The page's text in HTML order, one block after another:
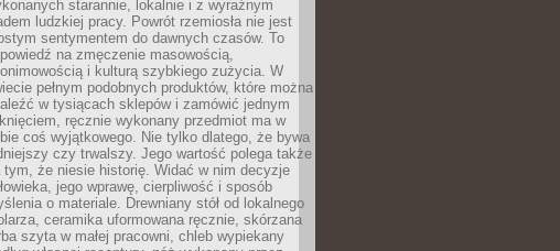
starannie, lokalnie i z wyraźnym
ludzkiej pracy. Powrót rzemiosła nie jest
sentymentem do dawnych czasów. To
na zmęczenie masowością,
i kulturą szybkiego zużycia. W
pełnym podobnych produktów, które można
w tysiącach sklepów i zamówić jednym
ręcznie wykonany przedmiot ma w
coś wyjątkowego. Nie tylko dlatego, że bywa
czy trwalszy. Jego wartość polega także
tym, że niesie historię. Widać w nim decyzje
jego wprawę, cierpliwość i sposób
o materiale. Drewniany stół od lokalnego
ceramika uformowana ręcznie, skórzana
szyta w małej pracowni, chleb wypiekany